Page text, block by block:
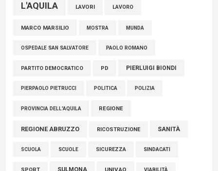
L'AQUILA LAVORI LAVORO
MARCO MARSILIO MOSTRA MUNDA
OSPEDALE SAN SALVATORE PAOLO ROMANO
PARTITO DEMOCRATICO PD PIERLUIGI BIONDI
PIERPAOLO PIETRUCCI POLITICA POLIZIA
PROVINCIA DELL'AQUILA REGIONE
REGIONE ABRUZZO RICOSTRUZIONE SANITÀ
SCUOLA SCUOLE SICUREZZA SINDACATI
SULMONA UNIVAQ VIABILITÀ